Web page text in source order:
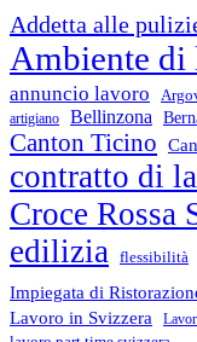
Addetta alle
Ambiente di
annuncio lavoro
artigiano Bellinzona
Canton Ticino
contratto di
Croce Rossa
edilizia flessibilità
Impiegata di
Lavoro in Svizzera